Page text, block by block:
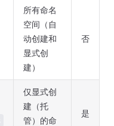
所有命名
空间（自
动创建和
显式创
建）
否
仅显式创
建（托
管）的命
是